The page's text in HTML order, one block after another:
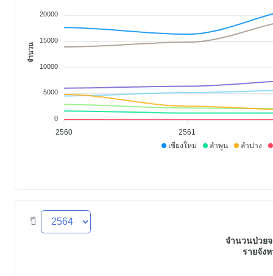
เชียงใหม่ ลำพูน ลำปาง
2560 2561
20000
15000
10000
5000
0
จำนวน
ปี
จำนวนป่วย
รายจัง